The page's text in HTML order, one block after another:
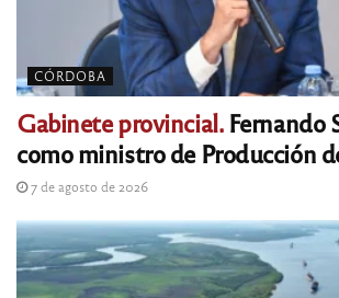
CÓRDOBA
Gabinete provincial.Fernando
como ministro de Producción
7 de agosto de 2026